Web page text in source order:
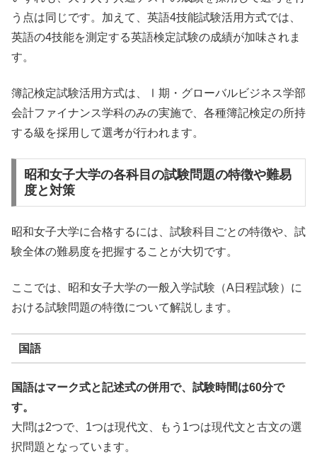
う点は同じです。加えて、英語4技能試験活用方式では、
英語の4技能を測定する英語検定試験の成績が加味されま
す。
簿記検定試験活用方式は、Ⅰ期・グローバルビジネス学部
会計ファイナンス学科のみの実施で、各種簿記検定の所持
する級を採用して選考が行われます。
昭和女子大学の各科目の試験問題の特徴や難易
度と対策
昭和女子大学に合格するには、試験科目ごとの特徴や、試
験全体の難易度を把握することが大切です。
ここでは、昭和女子大学の一般入学試験（A日程試験）に
おける試験問題の特徴について解説します。
国語
国語はマーク式と記述式の併用で、試験時間は60分で
す。
大問は2つで、1つは現代文、もう1つは現代文と古文の選
択問題となっています。